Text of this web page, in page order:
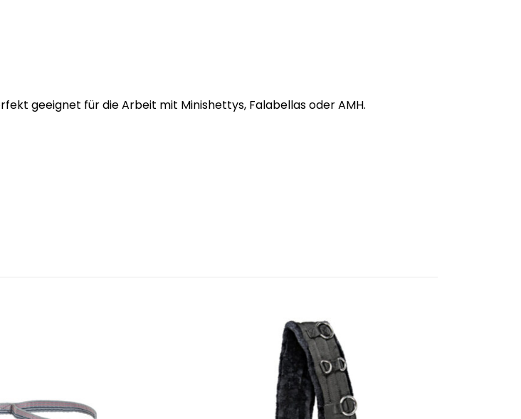
geeignet für die Arbeit mit Minishettys, Falabellas oder AMH.